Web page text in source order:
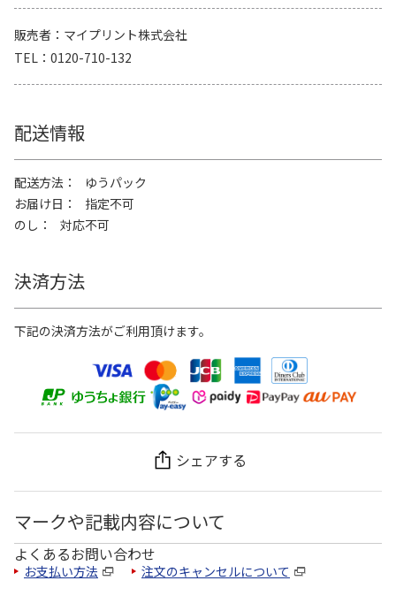
販売者
マイプリント株式会社
TEL
0120-710-132
配送情報
配送方法
ゆうパック
お届け日
指定不可
のし
対応不可
決済方法
下記の決済方法がご利用頂けます。
シェアする
マークや記載内容について
よくあるお問い合わせ
お支払い方法 注文のキャンセルについて